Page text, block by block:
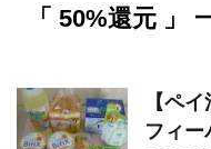
「 50%還元 」
【ペ
フィー